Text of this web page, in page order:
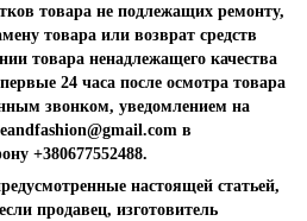
товара не подлежащих ремонту,
товара или возврат средств
товара ненадлежащего качества
24 часа после осмотра товара
звонком, уведомлением на
в
+380677552488.
настоящей статьей,
продавец, изготовитель